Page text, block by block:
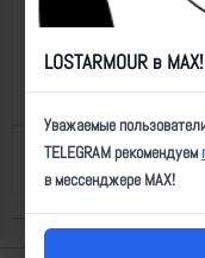
Назад к списку
LOSTARMOUR в MAX!
Уважаемые
TELEGRAM рекомендуем
в мессенджере MAX!